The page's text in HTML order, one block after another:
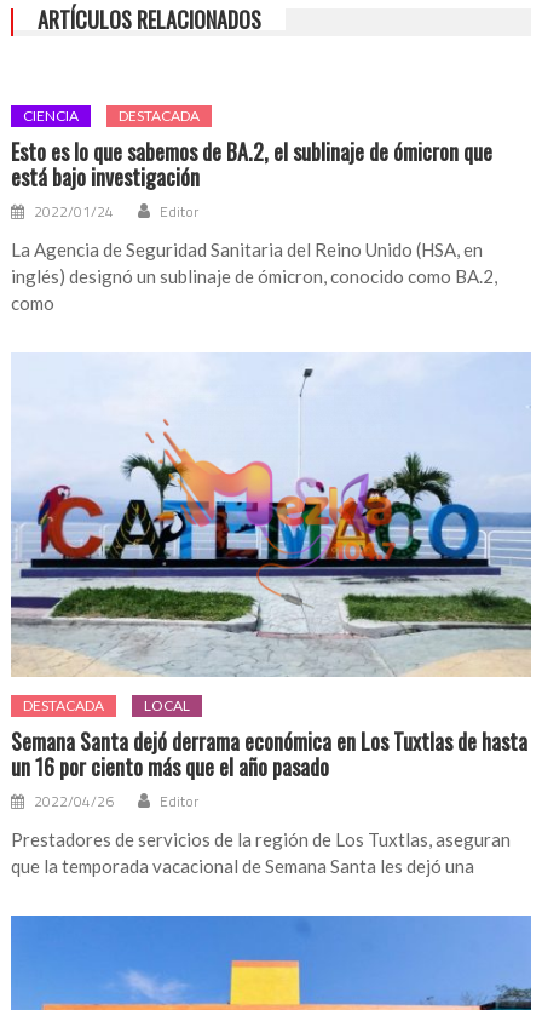
ARTÍCULOS RELACIONADOS
CIENCIA DESTACADA
Esto es lo que sabemos de BA.2, el sublinaje de ómicron que
está bajo investigación
2022/01/24 Editor
La Agencia de Seguridad Sanitaria del Reino Unido (HSA, en
inglés) designó un sublinaje de ómicron, conocido como BA.2,
como
DESTACADA LOCAL
Semana Santa dejó derrama económica en Los Tuxtlas de hasta
un 16 por ciento más que el año pasado
2022/04/26 Editor
Prestadores de servicios de la región de Los Tuxtlas, aseguran
que la temporada vacacional de Semana Santa les dejó una